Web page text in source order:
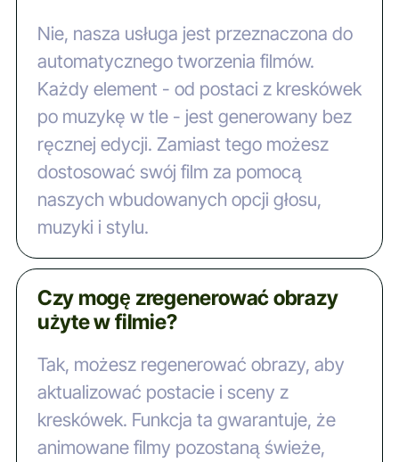
Nie, nasza usługa jest przeznaczona do
automatycznego tworzenia filmów.
Każdy element - od postaci z kreskówek
po muzykę w tle - jest generowany bez
ręcznej edycji. Zamiast tego możesz
dostosować swój film za pomocą
naszych wbudowanych opcji głosu,
muzyki i stylu.
Czy mogę zregenerować obrazy
użyte w filmie?
Tak, możesz regenerować obrazy, aby
aktualizować postacie i sceny z
kreskówek. Funkcja ta gwarantuje, że
animowane filmy pozostaną świeże,